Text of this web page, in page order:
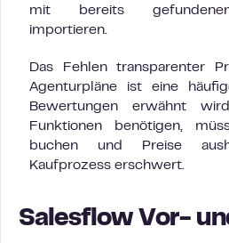
mit bereits gefundenen
importieren.
Das Fehlen transparenter
Agenturpläne ist eine
Bewertungen erwähnt
Funktionen benötigen,
buchen und Preise
Kaufprozess erschwert.
Salesflow Vor-